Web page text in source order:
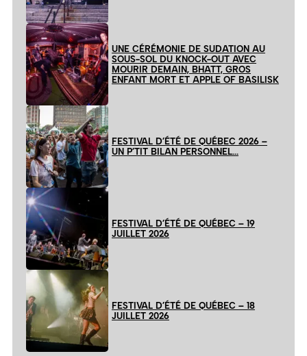
UNE CÉRÉMONIE DE SUDATION AU
SOUS-SOL DU KNOCK-OUT AVEC
MOURIR DEMAIN, BHATT, GROS
ENFANT MORT ET APPLE OF BASILISK
FESTIVAL D’ÉTÉ DE QUÉBEC 2026 –
UN P’TIT BILAN PERSONNEL…
FESTIVAL D’ÉTÉ DE QUÉBEC – 19
JUILLET 2026
FESTIVAL D’ÉTÉ DE QUÉBEC – 18
JUILLET 2026